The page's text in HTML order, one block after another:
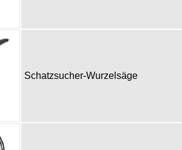
Schatzsucher-Wurzelsäge